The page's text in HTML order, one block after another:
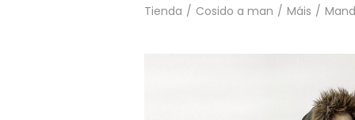
Tienda / Cosido a man / Máis /